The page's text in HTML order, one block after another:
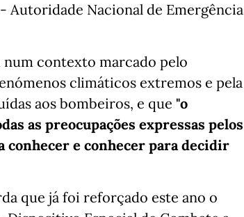
Autoridade Nacional de Emergência
num contexto marcado pelo
climáticos extremos e pela
aos bombeiros, e que "o
as preocupações expressas pelos
e conhecer para decidir
que já foi reforçado este ano o